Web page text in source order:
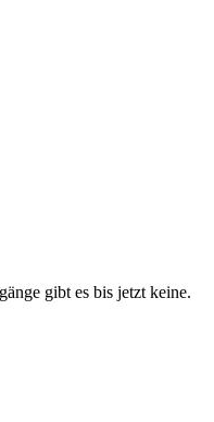
gibt es bis jetzt keine.